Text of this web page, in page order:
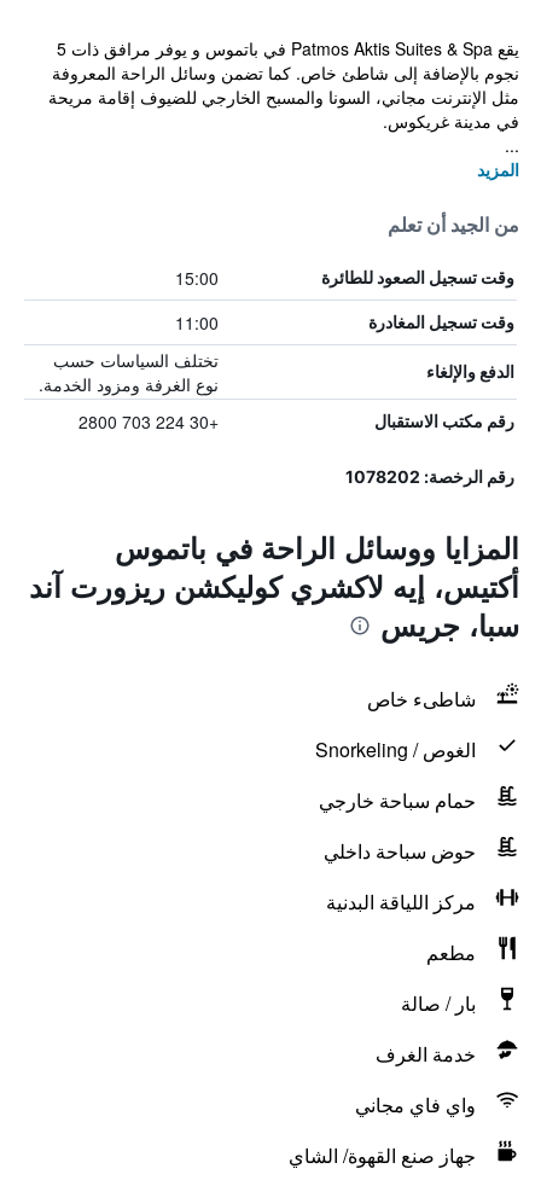
يقع Patmos Aktis Suites & Spa في باتموس و يوفر مرافق ذات 5
نجوم بالإضافة إلى شاطئ خاص. كما تضمن وسائل الراحة المعروفة
مثل الإنترنت مجاني، السونا والمسبح الخارجي للضيوف إقامة مريحة
في مدينة غريكوس.
...
المزيد
من الجيد أن تعلم
وقت تسجيل الصعود للطائرة 15:00
وقت تسجيل المغادرة 11:00
الدفع والإلغاء
تختلف السياسات حسب
نوع الغرفة ومزود الخدمة.
رقم مكتب الاستقبال +30 224 703 2800
رقم الرخصة: 1078202
المزايا ووسائل الراحة في باتموس
أكتيس، إيه لاكشري كوليكشن ريزورت آند
سبا، جريس
شاطىء خاص
الغوص / Snorkeling
حمام سباحة خارجي
حوض سباحة داخلي
مركز اللياقة البدنية
مطعم
بار / صالة
خدمة الغرف
واي فاي مجاني
جهاز صنع القهوة/ الشاي